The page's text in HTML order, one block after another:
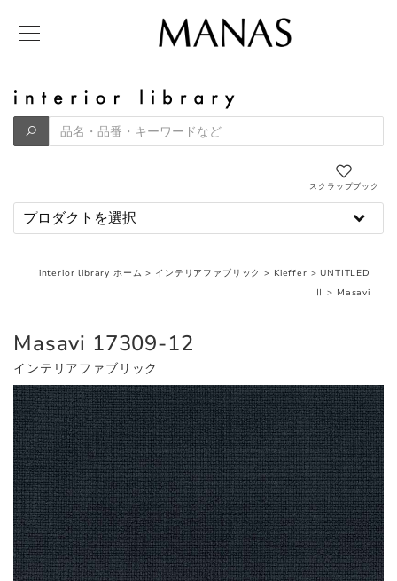
スクラップブック
interior library ホーム > インテリアファブリック > Kieffer > UNTITLED
Ⅱ > Masavi
Masavi 17309-12
インテリアファブリック